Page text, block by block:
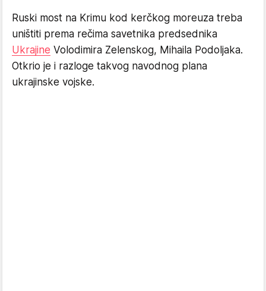
Ruski most na Krimu kod kerčkog moreuza treba
uništiti prema rečima savetnika predsednika
Ukrajine Volodimira Zelenskog, Mihaila Podoljaka.
Otkrio je i razloge takvog navodnog plana
ukrajinske vojske.